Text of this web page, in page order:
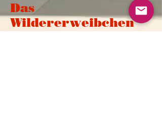
Das
Wildererweibchen